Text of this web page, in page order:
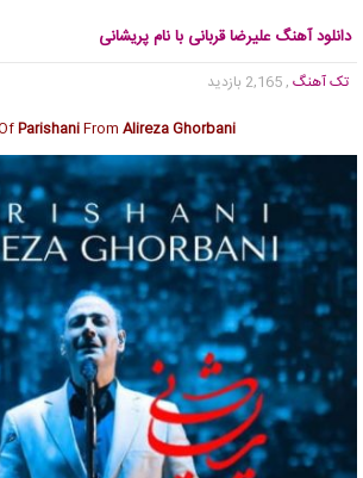
دانلود آهنگ علیرضا قربانی با نام پریشانی
تک آهنگ , 2,165 بازدید
ParishaniFrom Alireza Ghorbani